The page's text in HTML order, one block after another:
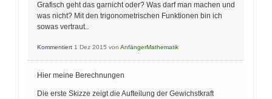
Grafisch geht das garnicht oder? Was darf man machen und
was nicht? Mit den trigonometrischen Funktionen bin ich
sowas vertraut..
Kommentiert 1 Dez 2015 von AnfängerMathematik
Hier meine Berechnungen
Die erste Skizze zeigt die Aufteilung der Gewichstkraft